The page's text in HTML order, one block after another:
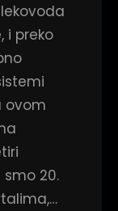
i preko
ovom
20.